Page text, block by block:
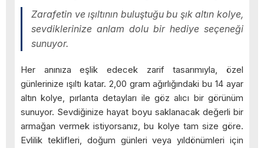
Zarafetin ve ışıltının buluştuğu bu şık altın kolye,
sevdiklerinize anlam dolu bir hediye seçeneği
sunuyor.
Her anınıza eşlik edecek zarif tasarımıyla, özel
günlerinize ışıltı katar. 2,00 gram ağırlığındaki bu 14 ayar
altın kolye, pırlanta detayları ile göz alıcı bir görünüm
sunuyor. Sevdiğinize hayat boyu saklanacak değerli bir
armağan vermek istiyorsanız, bu kolye tam size göre.
Evlilik teklifleri, doğum günleri veya yıldönümleri için